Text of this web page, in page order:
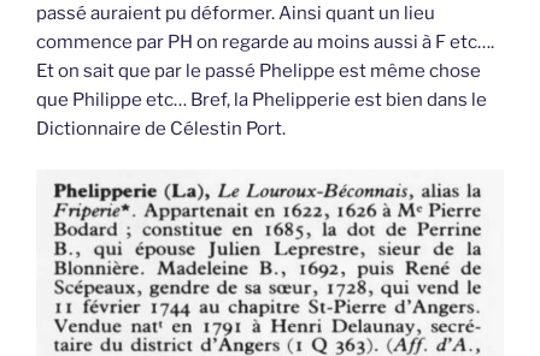
passé auraient pu déformer. Ainsi quant un lieu
commence par PH on regarde au moins aussi à F etc….
Et on sait que par le passé Phelippe est même chose
que Philippe etc… Bref, la Phelipperie est bien dans le
Dictionnaire de Célestin Port.